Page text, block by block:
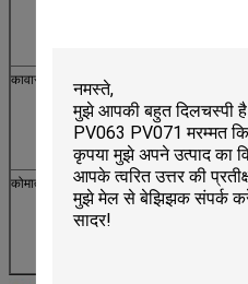
कावासाकी / तीजिन
NX15, NVK45,
स्विंग मोटर्स: M2X63-
यात्रा मोटर्स:
23 / 30H / 35VA /
कोमात्सु
मुख्य पंप: HPV35 / 55/
200/300/360/400